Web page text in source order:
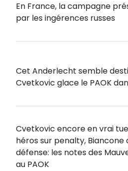
En France, la campagne
par les ingérences russes
Cet Anderlecht semble
Cvetkovic glace le PAOK
Cvetkovic encore en vrai
héros sur penalty, Biancone
défense: les notes des
au PAOK